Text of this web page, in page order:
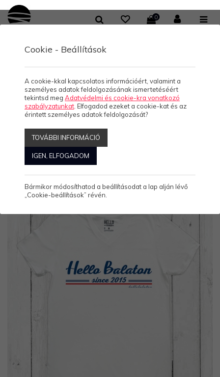
0
férfi V-nyakú póló
ABC Népszerű Ár
Megjelenítve: 25-48
Összesen: 97 Termék
Cookie - Beállítások
A cookie-kkal kapcsolatos információért, valamint a
személyes adatok feldolgozásának ismertetéséért
tekintsd meg Adatvédelmi és cookie-kra vonatkozó
szabályzatunkat . Elfogadod ezeket a cookie-kat és az
érintett személyes adatok feldolgozását?
TOVÁBBI INFORMÁCIÓ
IGEN, ELFOGADOM
Bármikor módosíthatod a beállításodat a lap alján lévő
„Cookie-beállítások” révén.